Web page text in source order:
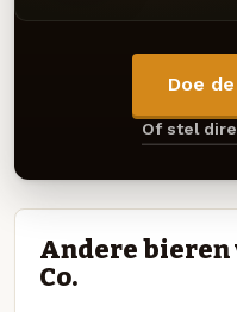
Doe
Of stel
Andere bieren
Co.